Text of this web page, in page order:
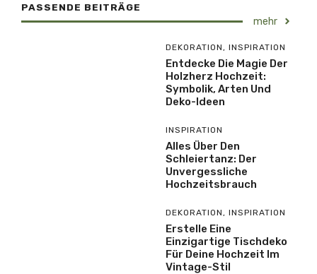
PASSENDE BEITRÄGE
mehr
DEKORATION , INSPIRATION
Entdecke Die Magie Der
Holzherz Hochzeit:
Symbolik, Arten Und
Deko-Ideen
INSPIRATION
Alles Über Den
Schleiertanz: Der
Unvergessliche
Hochzeitsbrauch
DEKORATION , INSPIRATION
Erstelle Eine
Einzigartige Tischdeko
Für Deine Hochzeit Im
Vintage-Stil